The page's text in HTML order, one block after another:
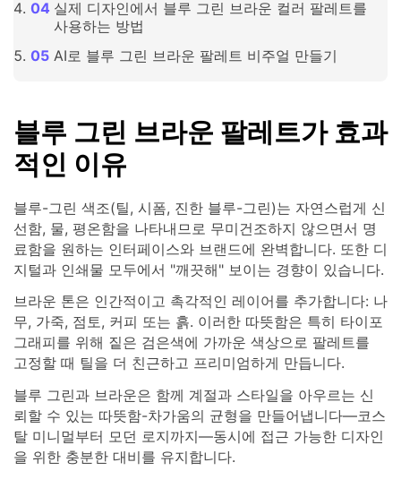
실제 디자인에서 블루 그린 브라운 컬러 팔레트를
사용하는 방법
AI로 블루 그린 브라운 팔레트 비주얼 만들기
블루 그린 브라운 팔레트가 효과
적인 이유
블루-그린 색조(틸, 시폼, 진한 블루-그린)는 자연스럽게 신
선함, 물, 평온함을 나타내므로 무미건조하지 않으면서 명
료함을 원하는 인터페이스와 브랜드에 완벽합니다. 또한 디
지털과 인쇄물 모두에서 "깨끗해" 보이는 경향이 있습니다.
브라운 톤은 인간적이고 촉각적인 레이어를 추가합니다: 나
무, 가죽, 점토, 커피 또는 흙. 이러한 따뜻함은 특히 타이포
그래피를 위해 짙은 검은색에 가까운 색상으로 팔레트를
고정할 때 틸을 더 친근하고 프리미엄하게 만듭니다.
블루 그린과 브라운은 함께 계절과 스타일을 아우르는 신
뢰할 수 있는 따뜻함-차가움의 균형을 만들어냅니다—코스
탈 미니멀부터 모던 로지까지—동시에 접근 가능한 디자인
을 위한 충분한 대비를 유지합니다.